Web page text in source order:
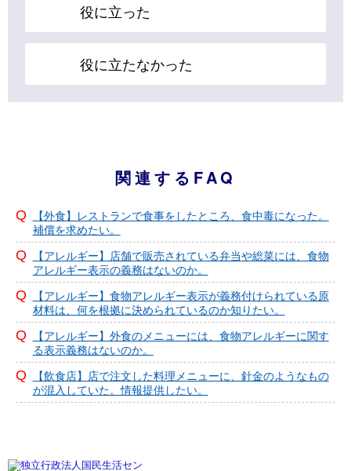
役に立った
役に立たなかった
関連するFAQ
【外食】レストランで食事をしたところ、食中毒になった。
補償を求めたい。
【アレルギー】店舗で販売されている弁当や総菜には、食物
アレルギー表示の義務はないのか。
【アレルギー】食物アレルギー表示が義務付けられている原
材料は、何を根拠に決められているのか知りたい。
【アレルギー】外食のメニューには、食物アレルギーに関す
る表示義務はないのか。
【飲食店】店で注文した料理メニューに、針金のようなもの
が混入していた。情報提供したい。